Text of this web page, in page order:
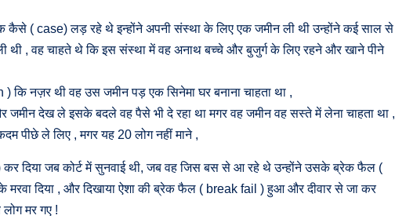
( case) लड़ रहे थे इन्होंने अपनी संस्था के लिए एक जमीन ली थी उन्होंने कई साल से
, वह चाहते थे कि इस संस्था में वह अनाथ बच्चे और बुजुर्ग के लिए रहने और खाने पीने
कि नज़र थी वह उस जमीन पड़ एक सिनेमा घर बनाना चाहता था ,
जमीन देख ले इसके बदले वह पैसे भी दे रहा था मगर वह जमीन वह सस्ते में लेना चाहता था ,
पीछे ले लिए , मगर यह 20 लोग नहीं माने ,
दिया जब कोर्ट में सुनवाई थी, जब वह जिस बस से आ रहे थे उन्होंने उसके ब्रेक फैल (
दिया , और दिखाया ऐशा की ब्रेक फैल ( break fail ) हुआ और दीवार से जा कर
मर गए !